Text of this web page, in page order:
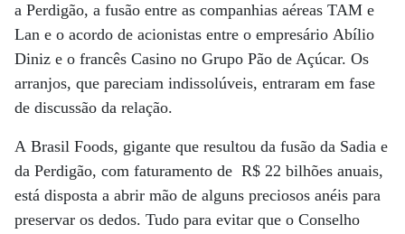
a Perdigão, a fusão entre as companhias aéreas TAM e
Lan e o acordo de acionistas entre o empresário Abílio
Diniz e o francês Casino no Grupo Pão de Açúcar. Os
arranjos, que pareciam indissolúveis, entraram em fase
de discussão da relação.
A Brasil Foods, gigante que resultou da fusão da Sadia e
da Perdigão, com faturamento de R$ 22 bilhões anuais,
está disposta a abrir mão de alguns preciosos anéis para
preservar os dedos. Tudo para evitar que o Conselho